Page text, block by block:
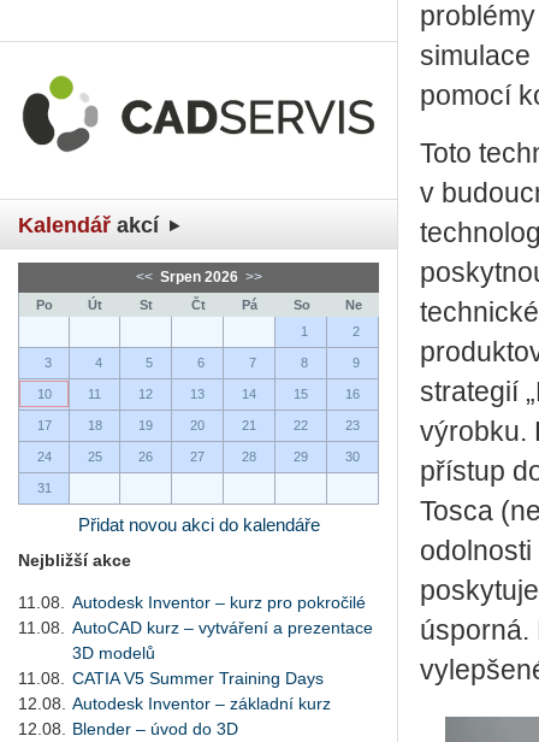
Kalendář akcí
<< Srpen 2026 >>
Po Út St Čt Pá So
Ne
1
2
3 4 5 6 7 8 9
10 11 12 13 14 15 16
17 18 19 20 21 22 23
24 25 26 27 28 29 30
31
Přidat novou akci do kalendáře
Nejbližší akce
11.08.
Autodesk Inventor – kurz pro pokročilé
11.08.
AutoCAD kurz – vytváření a prezentace
3D modelů
11.08.
CATIA V5 Summer Training Days
12.08.
Autodesk Inventor – základní kurz
12.08.
Blender – úvod do 3D
simulace
pomocí
Toto
v
strategií
výrobku.
přístup
Tosca
úsporná.